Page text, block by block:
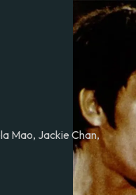
Mao, Jackie Chan,